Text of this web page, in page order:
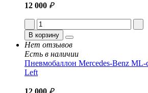
12 000 ₽
В корзину
Нет отзывов
Есть в наличии
Пневмобаллон Mercedes-Benz ML-
Left
12 000 ₽